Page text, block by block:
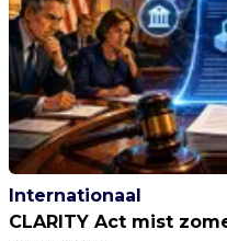
Internationaal
CLARITY Act mist